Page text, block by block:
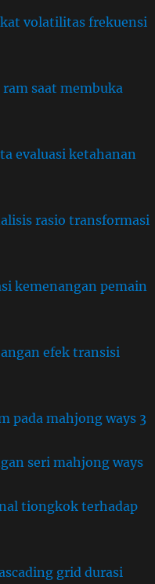
volatilitas frekuensi
saat membuka
evaluasi ketahanan
rasio transformasi
kemenangan pemain
efek transisi
pada mahjong ways 3
seri mahjong ways
tiongkok terhadap
grid durasi